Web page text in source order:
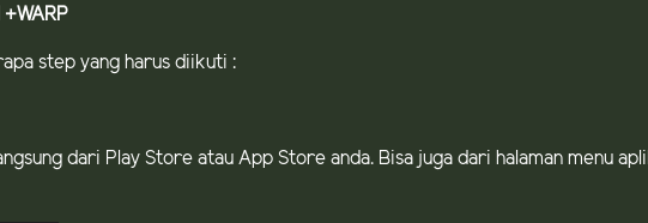
+WARP
step yang harus diikuti :
langsung dari Play Store atau App Store anda. Bisa juga dari halaman menu